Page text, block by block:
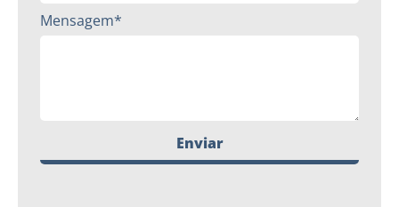
Mensagem*
Enviar